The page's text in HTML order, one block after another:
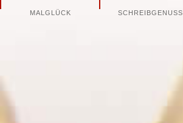
überspringenMALGLÜCK SCHREIBGENUSS